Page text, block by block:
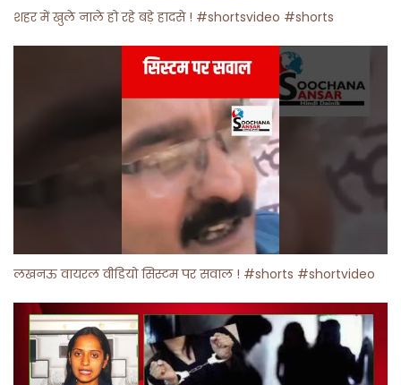
शहर में खुले नाले हो रहे बड़े हादसे ! #shortsvideo #shorts
लखनऊ वायरल वीडियो सिस्टम पर सवाल ! #shorts #shortvideo